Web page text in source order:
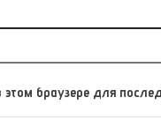
этом браузере для